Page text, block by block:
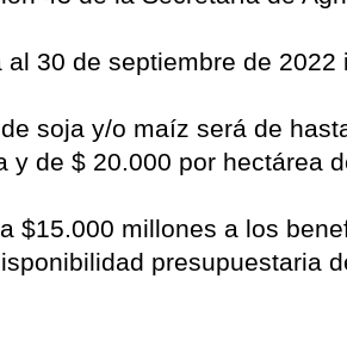
30 de septiembre de 2022
soja y/o maíz será de
de $ 20.000 por hectárea
$15.000 millones a los
presupuestaria